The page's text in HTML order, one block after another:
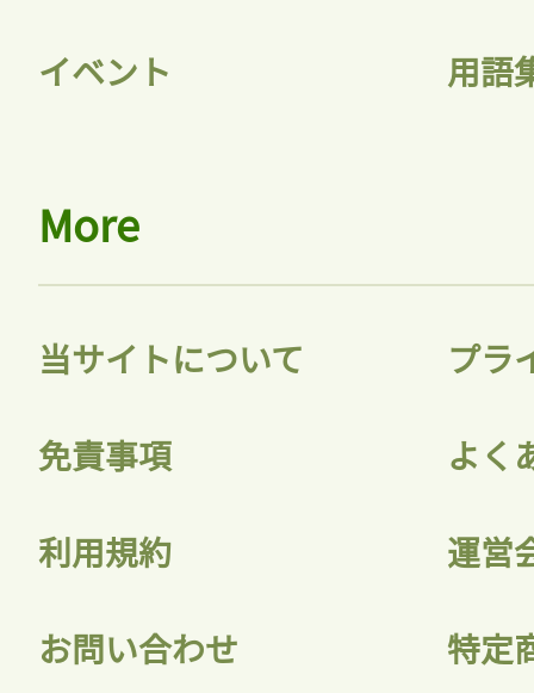
イベント 用語
More
当サイトについて プラ
免責事項 よく
利用規約 運営
お問い合わせ 特定